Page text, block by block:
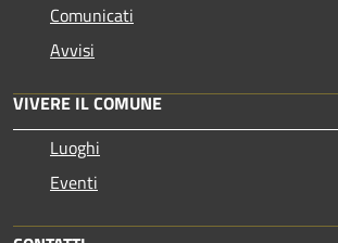
Comunicati
Avvisi
VIVERE IL COMUNE
Luoghi
Eventi